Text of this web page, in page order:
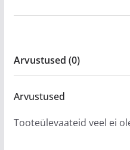
Arvustused (0)
Arvustused
Tooteülevaateid veel ei